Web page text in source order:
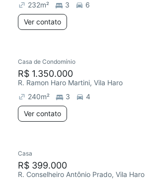
232m² 3
6
Ver contato
Casa de Condomínio
R$ 1.350.000
R. Ramon Haro Martini, Vila Haro
240m² 3
4
Ver contato
Casa
R$ 399.000
R. Conselheiro Antônio Prado, Vila Haro